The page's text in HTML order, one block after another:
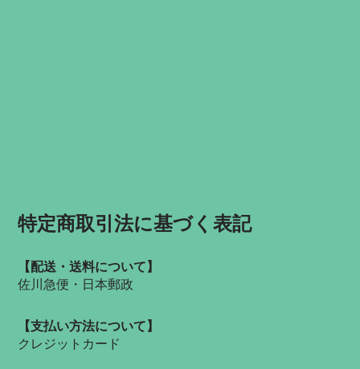
特定商取引法に基づく表記
【配送・送料について】
佐川急便・日本郵政
【支払い方法について】
​クレジットカード